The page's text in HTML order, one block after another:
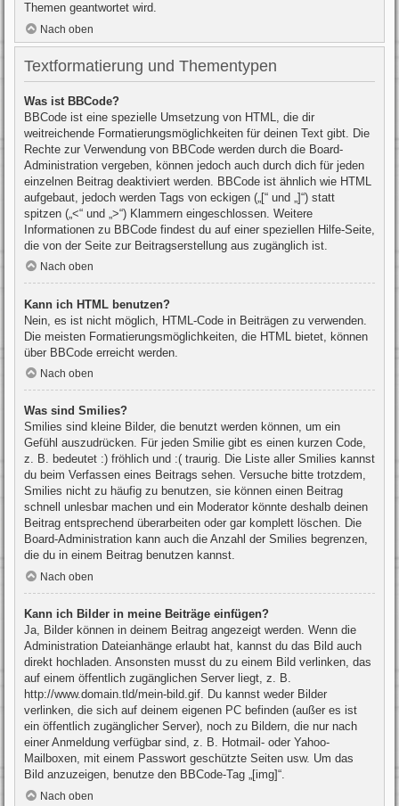
Themen geantwortet wird.
Nach oben
Textformatierung und Thementypen
Was ist BBCode?
BBCode ist eine spezielle Umsetzung von HTML, die dir
weitreichende Formatierungsmöglichkeiten für deinen Text gibt. Die
Rechte zur Verwendung von BBCode werden durch die Board-
Administration vergeben, können jedoch auch durch dich für jeden
einzelnen Beitrag deaktiviert werden. BBCode ist ähnlich wie HTML
aufgebaut, jedoch werden Tags von eckigen („[“ und „]“) statt
spitzen („<“ und „>“) Klammern eingeschlossen. Weitere
Informationen zu BBCode findest du auf einer speziellen Hilfe-Seite,
die von der Seite zur Beitragserstellung aus zugänglich ist.
Nach oben
Kann ich HTML benutzen?
Nein, es ist nicht möglich, HTML-Code in Beiträgen zu verwenden.
Die meisten Formatierungsmöglichkeiten, die HTML bietet, können
über BBCode erreicht werden.
Nach oben
Was sind Smilies?
Smilies sind kleine Bilder, die benutzt werden können, um ein
Gefühl auszudrücken. Für jeden Smilie gibt es einen kurzen Code,
z. B. bedeutet :) fröhlich und :( traurig. Die Liste aller Smilies kannst
du beim Verfassen eines Beitrags sehen. Versuche bitte trotzdem,
Smilies nicht zu häufig zu benutzen, sie können einen Beitrag
schnell unlesbar machen und ein Moderator könnte deshalb deinen
Beitrag entsprechend überarbeiten oder gar komplett löschen. Die
Board-Administration kann auch die Anzahl der Smilies begrenzen,
die du in einem Beitrag benutzen kannst.
Nach oben
Kann ich Bilder in meine Beiträge einfügen?
Ja, Bilder können in deinem Beitrag angezeigt werden. Wenn die
Administration Dateianhänge erlaubt hat, kannst du das Bild auch
direkt hochladen. Ansonsten musst du zu einem Bild verlinken, das
auf einem öffentlich zugänglichen Server liegt, z. B.
http://www.domain.tld/mein-bild.gif. Du kannst weder Bilder
verlinken, die sich auf deinem eigenen PC befinden (außer es ist
ein öffentlich zugänglicher Server), noch zu Bildern, die nur nach
einer Anmeldung verfügbar sind, z. B. Hotmail- oder Yahoo-
Mailboxen, mit einem Passwort geschützte Seiten usw. Um das
Bild anzuzeigen, benutze den BBCode-Tag „[img]“.
Nach oben